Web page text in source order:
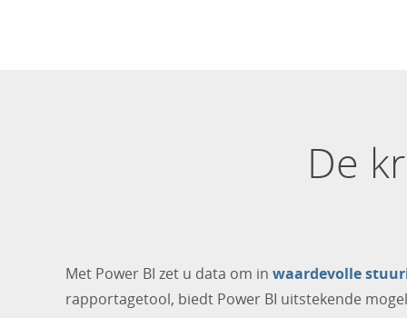
De
Met Power BI zet u data om in waardevolle
rapportagetool, biedt Power BI uitstekende